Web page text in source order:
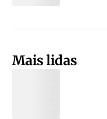
Mais lidas